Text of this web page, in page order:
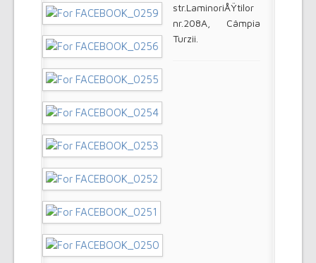
str.LaminoriÅŸtilor
nr.208A, Câmpia
Turzii.